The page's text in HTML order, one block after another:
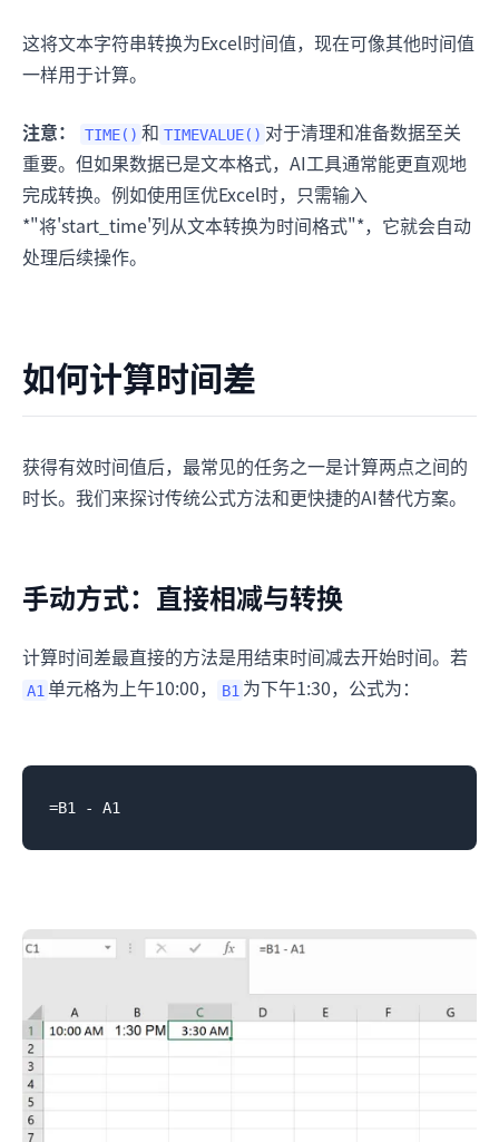
这将文本字符串转换为Excel时间值，现在可像其他时间值
一样用于计算。
注意： TIME() 和 TIMEVALUE() 对于清理和准备数据至关
重要。但如果数据已是文本格式，AI工具通常能更直观地
完成转换。例如使用匡优Excel时，只需输入
*"将'start_time'列从文本转换为时间格式"*，它就会自动
处理后续操作。
如何计算时间差
获得有效时间值后，最常见的任务之一是计算两点之间的
时长。我们来探讨传统公式方法和更快捷的AI替代方案。
手动方式：直接相减与转换
计算时间差最直接的方法是用结束时间减去开始时间。若
A1 单元格为上午10:00， B1 为下午1:30，公式为：